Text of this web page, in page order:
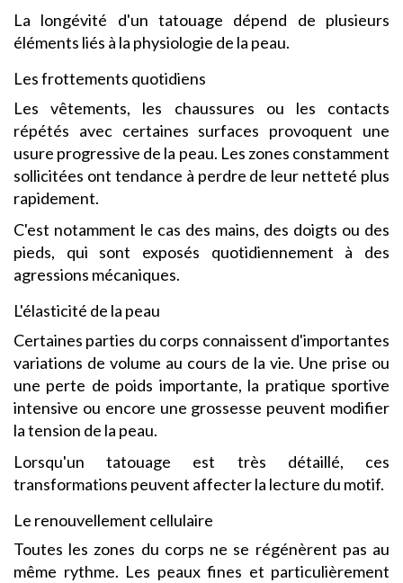
La longévité d'un tatouage dépend de plusieurs
éléments liés à la physiologie de la peau.
Les frottements quotidiens
Les vêtements, les chaussures ou les contacts
répétés avec certaines surfaces provoquent une
usure progressive de la peau. Les zones constamment
sollicitées ont tendance à perdre de leur netteté plus
rapidement.
C'est notamment le cas des mains, des doigts ou des
pieds, qui sont exposés quotidiennement à des
agressions mécaniques.
L'élasticité de la peau
Certaines parties du corps connaissent d'importantes
variations de volume au cours de la vie. Une prise ou
une perte de poids importante, la pratique sportive
intensive ou encore une grossesse peuvent modifier
la tension de la peau.
Lorsqu'un tatouage est très détaillé, ces
transformations peuvent affecter la lecture du motif.
Le renouvellement cellulaire
Toutes les zones du corps ne se régénèrent pas au
même rythme. Les peaux fines et particulièrement